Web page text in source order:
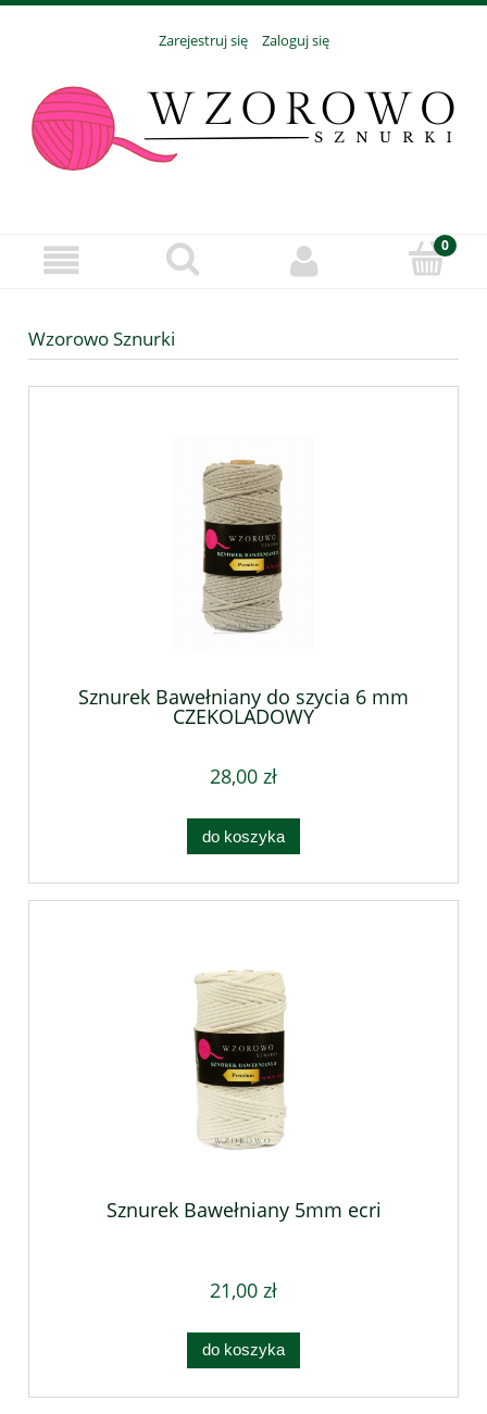
Zarejestruj się Zaloguj się
Wzorowo Sznurki
Sznurek Bawełniany do szycia 6 mm
CZEKOLADOWY
28,00 zł
do koszyka
Sznurek Bawełniany 5mm ecri
21,00 zł
do koszyka